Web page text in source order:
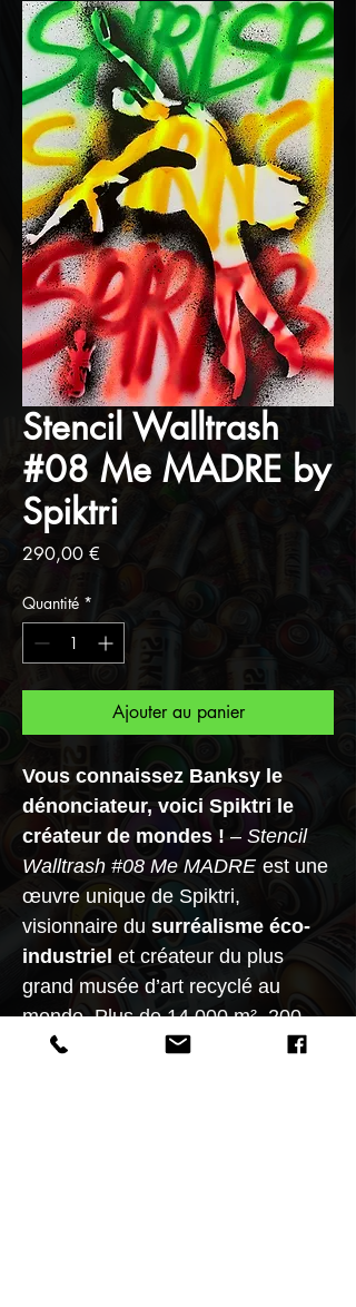
Stencil Walltrash
#08 Me MADRE by
Spiktri
290,00 €
Quantité *
Ajouter au panier
Vous connaissez Banksy le
dénonciateur, voici Spiktri le
créateur de mondes ! – Stencil
Walltrash #08 Me MADRE est une
œuvre unique de Spiktri,
visionnaire du surréalisme éco-
industriel et créateur du plus
grand musée d’art recyclé au
monde. Plus de 14 000 m², 200
graffitis et 3 000 sculptures.